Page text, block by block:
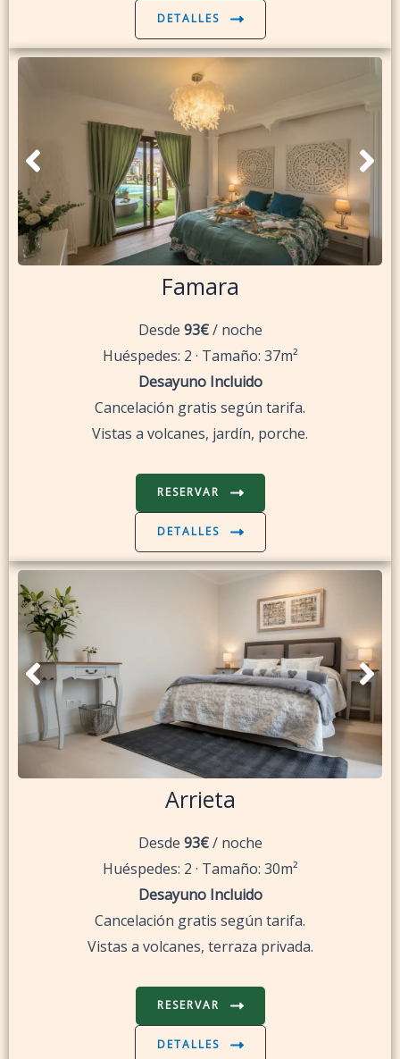
DETALLES
Famara
Desde 93€/ noche
Huéspedes: 2 · Tamaño: 37m²
Desayuno Incluido
Cancelación gratis según tarifa.
Vistas a volcanes, jardín, porche.
RESERVAR
DETALLES
Arrieta
Desde 93€/ noche
Huéspedes: 2 · Tamaño: 30m²
Desayuno Incluido
Cancelación gratis según tarifa.
Vistas a volcanes, terraza privada.
RESERVAR
DETALLES